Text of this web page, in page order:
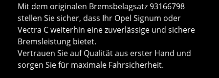
Mit dem originalen Bremsbelagsatz 93166798
stellen Sie sicher, dass Ihr Opel Signum oder
Vectra C weiterhin eine zuverlässige und sichere
Bremsleistung bietet.
Vertrauen Sie auf Qualität aus erster Hand und
sorgen Sie für maximale Fahrsicherheit.